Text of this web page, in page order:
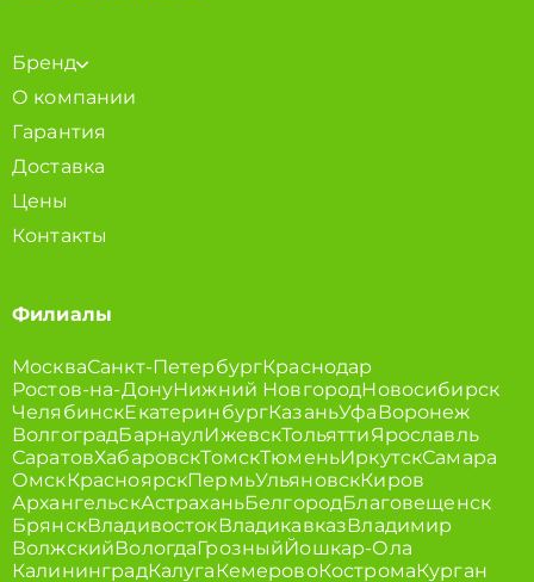
Бренд
О компании
Гарантия
Доставка
Цены
Контакты
Филиалы
МоскваСанкт-ПетербургКраснодар
Ростов-на-ДонуНижний НовгородНовосибирск
ЧелябинскЕкатеринбургКазаньУфаВоронеж
ВолгоградБарнаулИжевскТольяттиЯрославль
СаратовХабаровскТомскТюменьИркутскСамара
ОмскКрасноярскПермьУльяновскКиров
АрхангельскАстраханьБелгородБлаговещенск
БрянскВладивостокВладикавказВладимир
ВолжскийВологдаГрозныйЙошкар-Ола
КалининградКалугаКемеровоКостромаКурган